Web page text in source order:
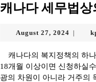
캐나다 세무법
August 27, 2024 |
캐나다의 복지정책의 하나인 Child Care Benefit (CCB) 는 영주권/시민권과는 상관없이 캐나다 거주
18개월 이상이면 신청하실
광의 차원이 아니라 거주의